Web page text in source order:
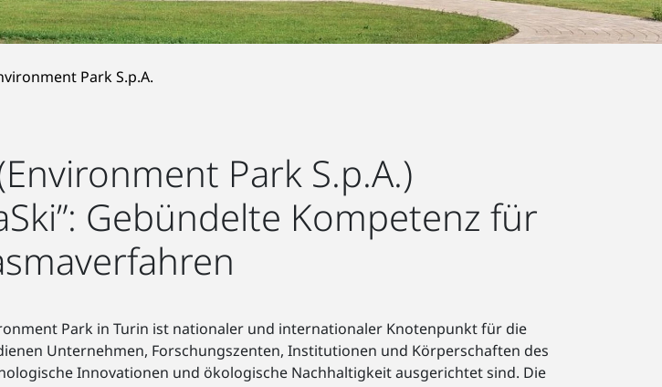
Park S.p.A.
Park S.p.A.)
Gebündelte Kompetenz für
Park in Turin ist nationaler und internationaler Knotenpunkt für die
Unternehmen, Forschungszenten, Institutionen und Körperschaften des
Innovationen und ökologische Nachhaltigkeit ausgerichtet sind. Die